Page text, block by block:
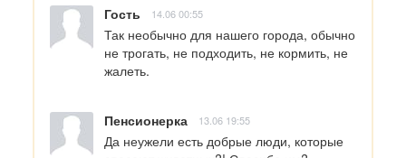
Гость 14.06 00:55
Так необычно для нашего города, обычно
не трогать, не подходить, не кормить, не
жалеть.
Пенсионерка 13.06 19:55
Да неужели есть добрые люди, которые